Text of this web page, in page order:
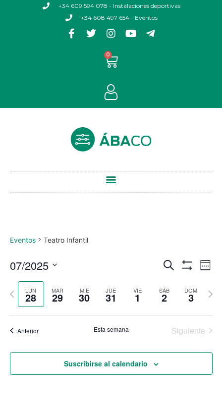
+34 609 594 078 - Instalaciones deportivas
+34 608 497 654 - Eventos
0
Eventos Teatro Infantil
de
vistas
Eventos
Buscar
de
07/2025
fecha.
LUN
28 MAR
29 MIÉ
30 JUE
31 VIE
1 SÁB
2 DOM
3
Semana
anterior
Anterior Esta semana Siguiente
Suscribirse al calendario